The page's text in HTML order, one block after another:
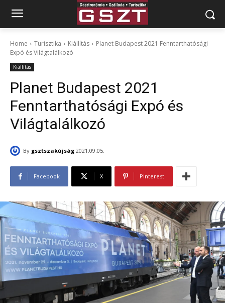
Home Turisztika Kiállítás
Planet Budapest 2021 Fenntarthatósági
Expó és Világtalálkozó
Kiállítás
Planet Budapest 2021
Fenntarthatósági Expó és
Világtalálkozó
By gsztszakújság 2021.09.05.
Facebook X Pinterest